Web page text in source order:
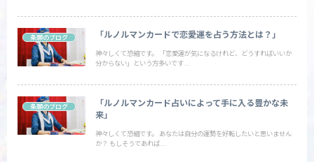
条願のブログ 「ルノルマンカードで恋愛運を占う方法とは？」
神々しくて恐縮です。 「恋愛運が気になるけれど、どうすればいいか
分からない」という方多いです...
条願のブログ
「ルノルマンカード占いによって手に入る豊かな未
来」
神々しくて恐縮です。 あなたは自分の運勢を好転したいと思いません
か？ もしそうであれば...